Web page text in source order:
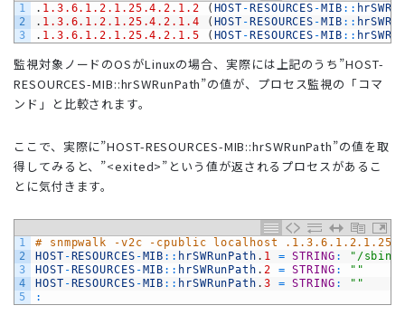
1
2
3
. 1.3.6.1.2.1.25.4.2.1.2 ( HOST -RESOURCES -MIB ::
. 1.3.6.1.2.1.25.4.2.1.4 ( HOST -RESOURCES -MIB ::
. 1.3.6.1.2.1.25.4.2.1.5 ( HOST -RESOURCES -MIB ::
監視対象ノードのOSがLinuxの場合、実際には上記のうち”HOST-
RESOURCES-MIB::hrSWRunPath”の値が、プロセス監視の「コマ
ンド」と比較されます。
ここで、実際に”HOST-RESOURCES-MIB::hrSWRunPath”の値を取
得してみると、”<exited>”という値が返されるプロセスがあるこ
とに気付きます。
1
2
3
4
5
# snmpwalk -v2c -cpublic localhost
HOST -RESOURCES -MIB :: hrSWRunPath . 1 = STRING :
"/
HOST -RESOURCES -MIB :: hrSWRunPath . 2 = STRING :
""
HOST -RESOURCES -MIB :: hrSWRunPath . 3 = STRING :
""
: